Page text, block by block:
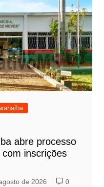
abre processo
inscrições
de 2026 0